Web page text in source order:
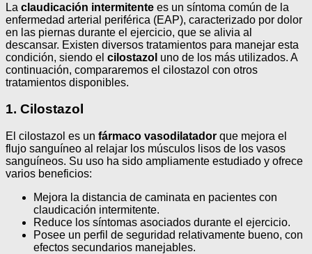
La claudicación intermitente es un síntoma común de la
enfermedad arterial periférica (EAP), caracterizado por dolor
en las piernas durante el ejercicio, que se alivia al
descansar. Existen diversos tratamientos para manejar esta
condición, siendo el cilostazol uno de los más utilizados. A
continuación, compararemos el cilostazol con otros
tratamientos disponibles.
1. Cilostazol
El cilostazol es un fármaco vasodilatador que mejora el
flujo sanguíneo al relajar los músculos lisos de los vasos
sanguíneos. Su uso ha sido ampliamente estudiado y ofrece
varios beneficios:
Mejora la distancia de caminata en pacientes con
claudicación intermitente.
Reduce los síntomas asociados durante el ejercicio.
Posee un perfil de seguridad relativamente bueno, con
efectos secundarios manejables.